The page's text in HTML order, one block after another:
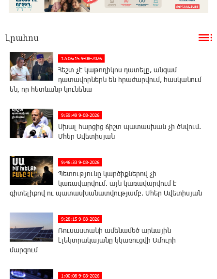
Լրահոս
12:06:15 9-08-2026
Հեշտ չէ կաթողիկոս դատելը, անգամ
դատավորներն են հրաժարվում, հասկանում
են, որ հետևանք կունենա
9:59:49 9-08-2026
Սխալ հարցից ճիշտ պատասխան չի ծնվում.
Մհեր Ավետիսյան
9:46:33 9-08-2026
Պետությունը կարծիքներով չի
կառավարվում. այն կառավարվում է
գիտելիքով ու պատասխանատվությամբ. Մհեր Ավետիսյան
9:28:15 9-08-2026
Ռուսաստանի ամենամեծ արևային
էլեկտրակայանը կկառուցվի Ամուրի
մարզում
1:00:08 9-08-2026